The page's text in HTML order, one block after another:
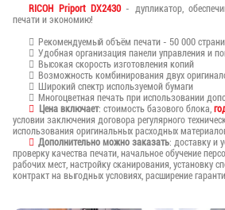
RICOH Priport DX2430- дупликатор,
печати и экономию!
Рекомендуемый объём печати - 50 000
Удобная организация панели управления и
Высокая скорость изготовления копий
Возможность комбинирования двух
Широкий спектр используемой бумаги
Многоцветная печать при использовании
Цена включает: стоимость базового блока,
условии заключения договора регулярного
использования оригинальных расходных
Дополнительно можно заказать: доставку и
проверку качества печати, начальное обучение
рабочих мест, настройку сканирования, установку
контракт на выгодных условиях, расширение